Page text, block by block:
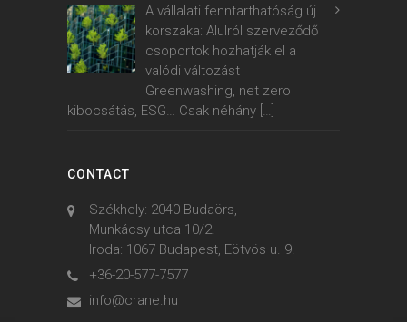
A vállalati fenntarthatóság új
korszaka: Alulról szerveződő
csoportok hozhatják el a
valódi változást
Greenwashing, net zero
kibocsátás, ESG… Csak néhány
CONTACT
Székhely: 2040 Budaörs,
Munkácsy utca 10/2.
Iroda: 1067 Budapest, Eötvös u. 9.
+36-20-577-7577
info@crane.hu